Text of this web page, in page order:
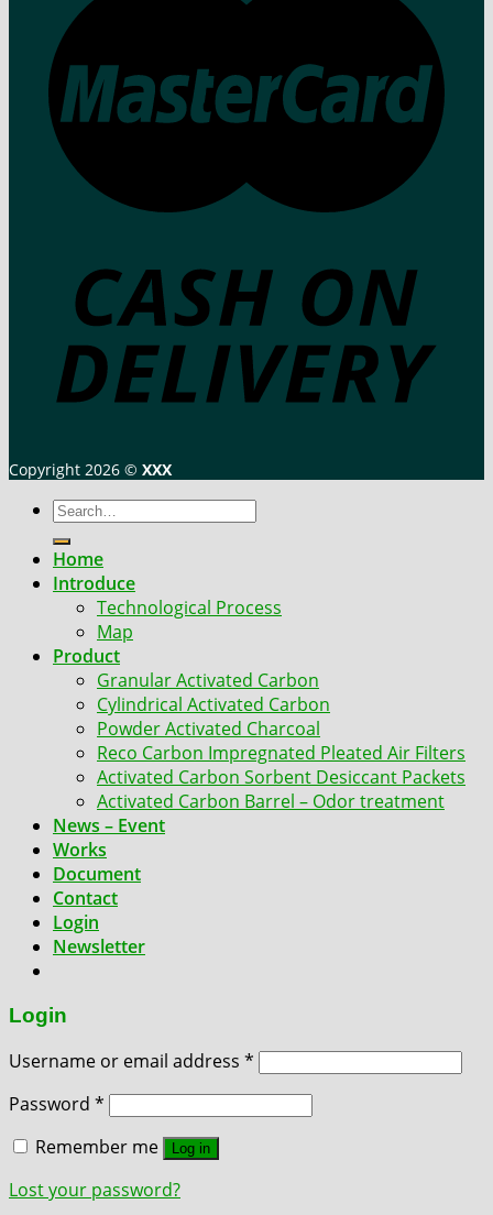
Copyright 2026 © XXX
Search
for:
Home
Introduce
Technological Process
Map
Product
Granular Activated Carbon
Cylindrical Activated Carbon
Powder Activated Charcoal
Reco Carbon Impregnated Pleated Air Filters
Activated Carbon Sorbent Desiccant Packets
Activated Carbon Barrel – Odor treatment
News – Event
Works
Document
Contact
Login
Newsletter
Login
Username or email address *
Password *
Remember me
Log in
Lost your password?